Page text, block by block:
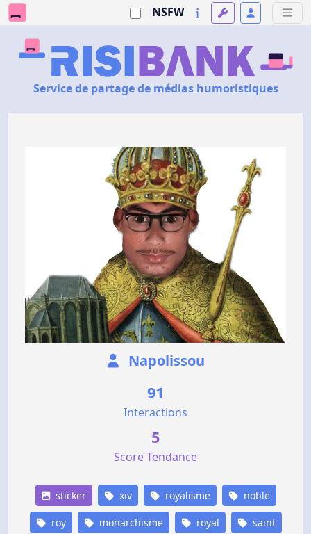
NSFW
Service de partage de médias humoristiques
Napolissou
91
Interactions
5
Score Tendance
sticker xiv royalisme noble
roy monarchisme royal saint